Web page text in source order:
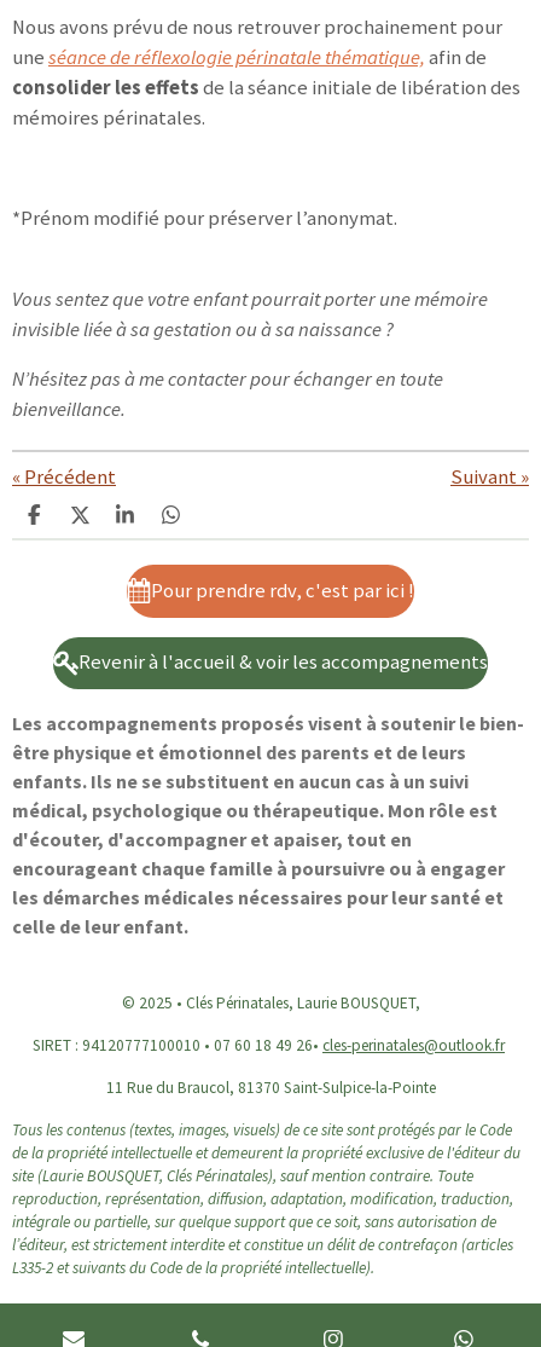
Nous avons prévu de nous retrouver prochainement pour
uneséance de réflexologie périnatale thématique,afin de
consolider les effetsde la séance initiale de libération des
mémoires périnatales.
*Prénom modifié pour préserver l’anonymat.
Vous sentez que votre enfant pourrait porter une mémoire
invisible liée à sa gestation ou à sa naissance ?
N’hésitez pas à me contacter pour échanger en toute
bienveillance.
«Précédent Suivant»
P
a
P
a
r
P
a
t
a
r
P
a
r
t
r
Pour prendre rdv, c'est par ici !
Revenir à l'accueil & voir les accompagnements
Les accompagnements proposés visent à soutenir le bien-
être physique et émotionnel des parents et de leurs
enfants. Ils ne se substituent en aucun cas à un suivi
médical, psychologique ou thérapeutique. Mon rôle est
d'écouter, d'accompagner et apaiser, tout en
encourageant chaque famille à poursuivre ou à engager
les démarches médicales nécessaires pour leur santé et
celle de leur enfant.
© 2025 • Clés Périnatales, Laurie BOUSQUET,
SIRET : 94120777100010 • 07 60 18 49 26• cles-perinatales@outlook.fr
11 Rue du Braucol, 81370 Saint-Sulpice-la-Pointe
Tous les contenus (textes, images, visuels) de ce site sont protégés par le Code
de la propriété intellectuelle et demeurent la propriété exclusive de l'éditeur du
site (Laurie BOUSQUET, Clés Périnatales), sauf mention contraire. Toute
reproduction, représentation, diffusion, adaptation, modification, traduction,
intégrale ou partielle, sur quelque support que ce soit, sans autorisation de
l’éditeur, est strictement interdite et constitue un délit de contrefaçon (articles
L335-2 et suivants du Code de la propriété intellectuelle).